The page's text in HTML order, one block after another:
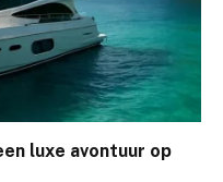
luxe avontuur op